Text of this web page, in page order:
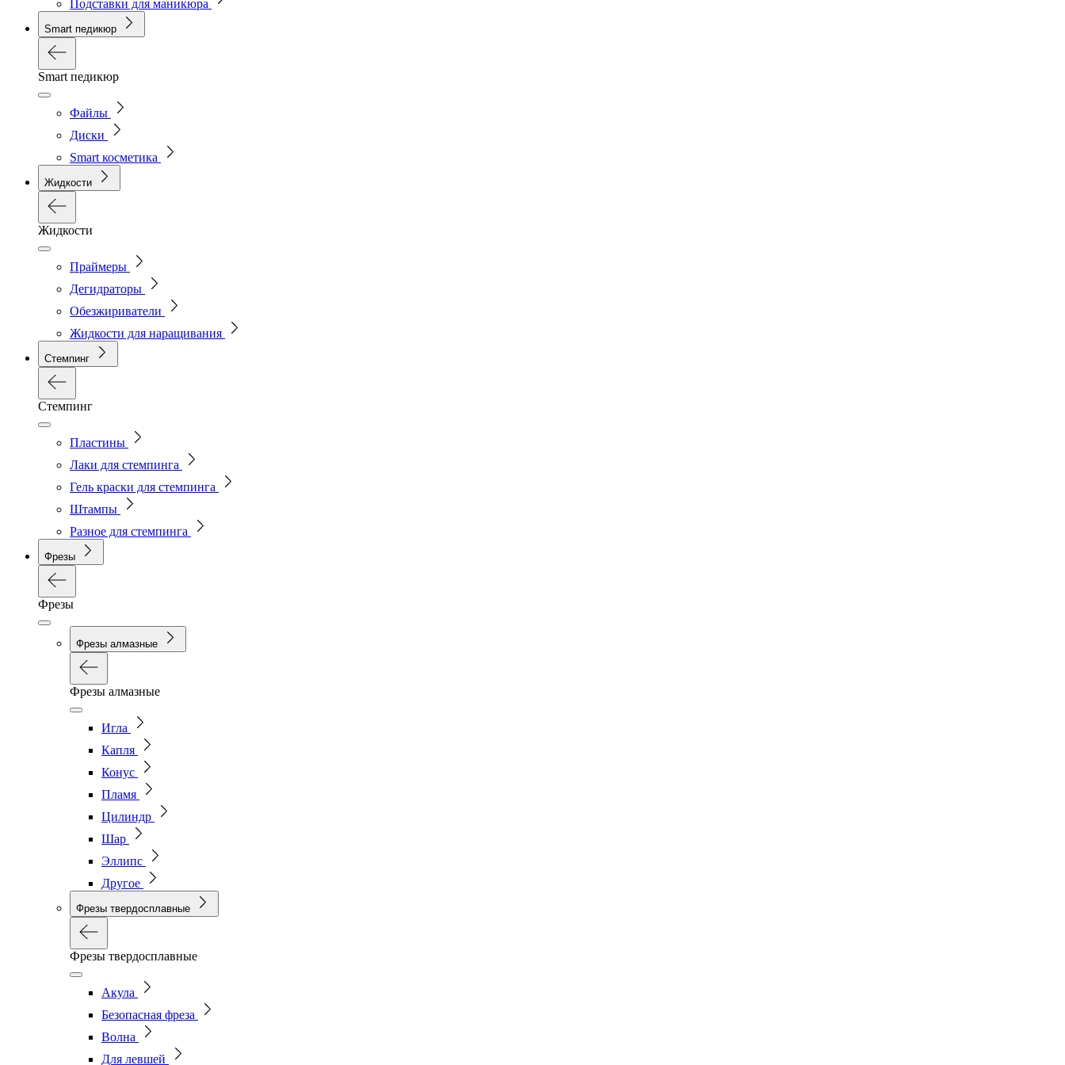
Подставки для маникюра
Smart педикюр
Smart педикюр
Файлы
Диски
Smart косметика
Жидкости
Жидкости
Праймеры
Дегидраторы
Обезжириватели
Жидкости для наращивания
Стемпинг
Стемпинг
Пластины
Лаки для стемпинга
Гель краски для стемпинга
Штампы
Разное для стемпинга
Фрезы
Фрезы
Фрезы алмазные
Фрезы алмазные
Игла
Капля
Конус
Пламя
Цилиндр
Шар
Эллипс
Другое
Фрезы твердосплавные
Фрезы твердосплавные
Акула
Безопасная фреза
Волна
Для левшей